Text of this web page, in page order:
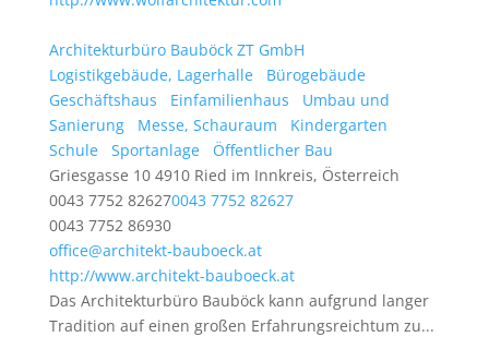
Architekturbüro Bauböck ZT GmbH
Logistikgebäude, Lagerhalle
Bürogebäude
Geschäftshaus
Einfamilienhaus
Umbau und
Sanierung
Messe, Schauraum
Kindergarten
Schule
Sportanlage
Öffentlicher Bau
Griesgasse 10 4910 Ried im Innkreis, Österreich
0043 7752 826270043 7752 82627
0043 7752 86930
office@architekt-bauboeck.at
http://www.architekt-bauboeck.at
Das Architekturbüro Bauböck kann aufgrund langer
Tradition auf einen großen Erfahrungsreichtum zu...